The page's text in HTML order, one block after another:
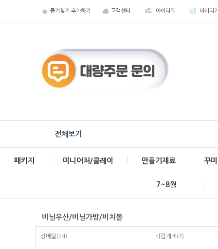
즐겨찾기 추가하기 고객센터 아이디텍 아이디
전체보기
패키지 미니어처/클레이 만들기재료 꾸
7~8월
비닐우산/비닐가방/비치볼
상메달(24) 바람개비 (7)